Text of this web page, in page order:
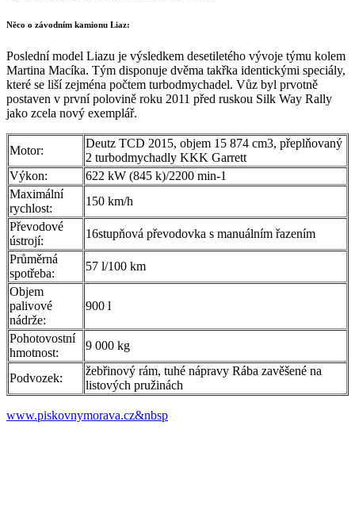
Něco o závodním kamionu Liaz:
Poslední model Liazu je výsledkem desetiletého vývoje týmu kolem
Martina Macíka. Tým disponuje dvěma takřka identickými speciály,
které se liší zejména počtem turbodmychadel. Vůz byl prvotně
postaven v první polovině roku 2011 před ruskou Silk Way Rally
jako zcela nový exemplář.
Motor:
Deutz TCD 2015, objem 15 874 cm3, přeplňovaný
2 turbodmychadly KKK Garrett
Výkon:
622 kW (845 k)/2200 min-1
Maximální
rychlost:
150 km/h
Převodové
ústrojí:
16stupňová převodovka s manuálním řazením
Průměrná
spotřeba:
57 l/100 km
Objem
palivové
nádrže:
900 l
Pohotovostní
hmotnost:
9 000 kg
Podvozek:
žebřinový rám, tuhé nápravy Rába zavěšené na
listových pružinách
www.piskovnymorava.cz&nbsp